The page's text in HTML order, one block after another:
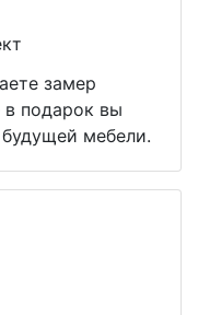
замер
в подарок вы
мебели.